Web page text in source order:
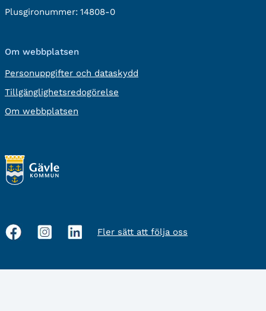
Plusgironummer: 14808-0
Om webbplatsen
Personuppgifter och dataskydd
Tillgänglighetsredogörelse
Om webbplatsen
Sociala
Fler sätt att följa oss